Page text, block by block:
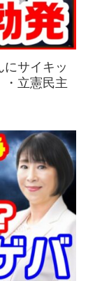
にサイキッ
・立憲民主